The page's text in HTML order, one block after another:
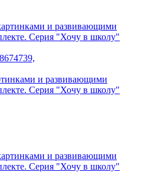
и развивающими
Серия "Хочу в школу"